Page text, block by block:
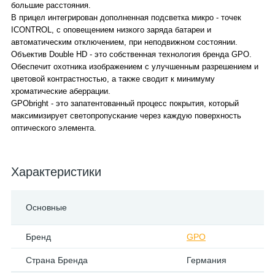
большие расстояния.
В прицел интегрирован дополненная подсветка микро - точек
ICONTROL, с оповещением низкого заряда батареи и
автоматическим отключением, при неподвижном состоянии.
Объектив Double HD - это собственная технология бренда GPO.
Обеспечит охотника изображением с улучшенным разрешением и
цветовой контрастностью, а также сводит к минимуму
хроматические аберрации.
GPObright - это запатентованный процесс покрытия, который
максимизирует светопропускание через каждую поверхность
оптического элемента.
Характеристики
Основные
Бренд GPO
Страна Бренда Германия